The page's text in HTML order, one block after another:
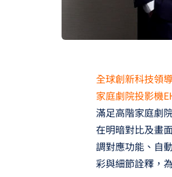
全球創新科技領
家庭劇院投影機
滿足高階家庭劇
在明暗對比及畫
調對應功能、自
彩與細節詮釋，